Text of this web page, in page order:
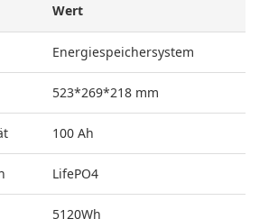
Wert
Energiespeichersystem
523*269*218 mm
100 Ah
LifePO4
5120Wh